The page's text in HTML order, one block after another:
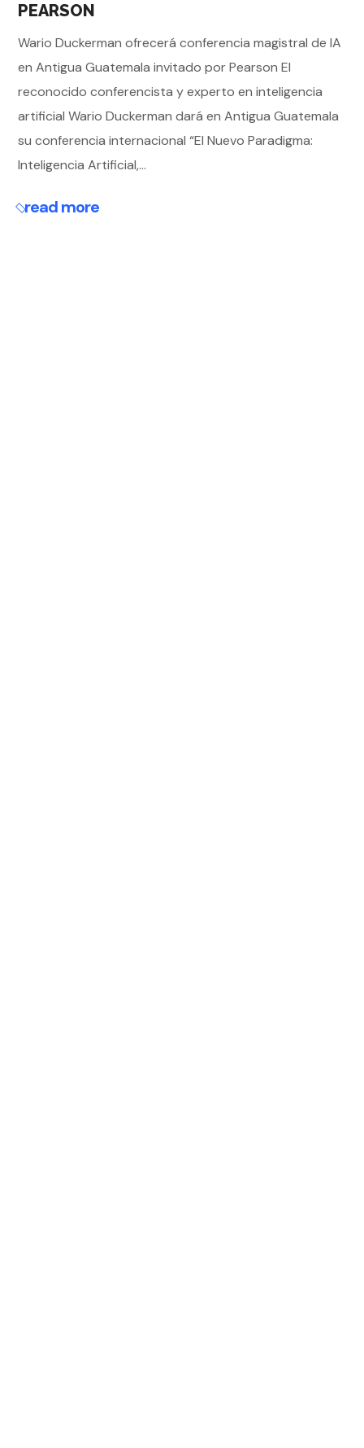
PEARSON
Wario Duckerman ofrecerá conferencia magistral de IA
en Antigua Guatemala invitado por Pearson El
reconocido conferencista y experto en inteligencia
artificial Wario Duckerman dará en Antigua Guatemala
su conferencia internacional “El Nuevo Paradigma:
Inteligencia Artificial,...
read more